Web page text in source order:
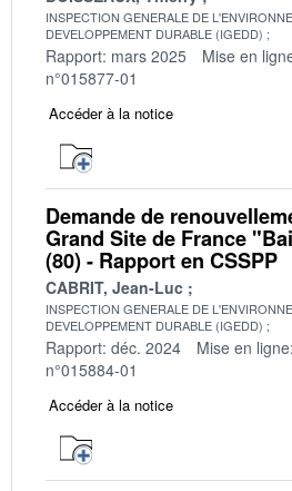
INSPECTION GENERALE DE
DEVELOPPEMENT DURABLE (IGEDD)
Rapport: mars 2025 Mise en
n°015877-01
Accéder à la notice
Demande de
Grand Site de France
(80) - Rapport en CSSPP
CABRIT, Jean-Luc
INSPECTION GENERALE DE
DEVELOPPEMENT DURABLE (IGEDD)
Rapport: déc. 2024 Mise en
n°015884-01
Accéder à la notice